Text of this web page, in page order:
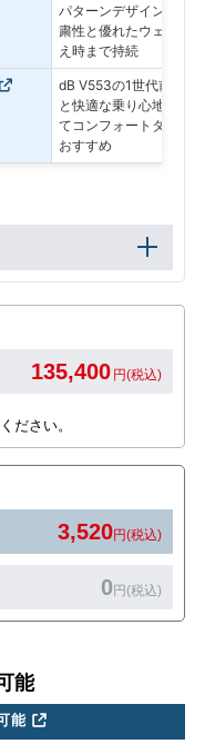
パターンデザインによ
粛性と優れたウェット
え時まで持続
dB V553の1世代前モデ
と快適な乗り心地を備
てコンフォートタイヤ
おすすめ
135,400 円(税込)
ださい。
3,520円(税込)
0円(税込)
能
能